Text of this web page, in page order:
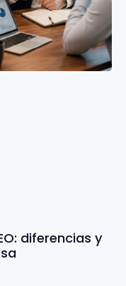
diferencias y